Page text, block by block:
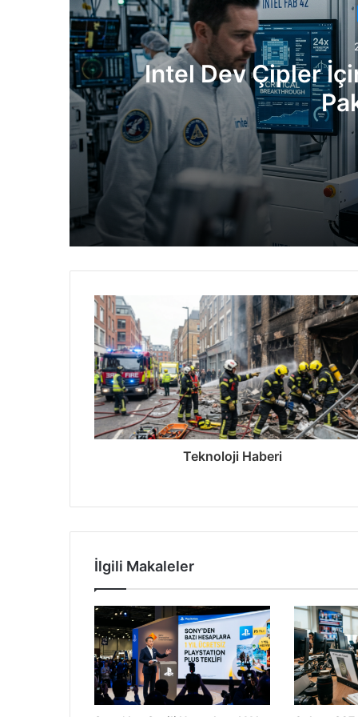
Intel Dev Çipler
2 gün önce
Intel Dev Çipler İçin Kritik Engeli Aştı:
Yeni Nesil Opel Corsa 2027’de
2 gün önce
Samsung Katlanabilir Telefonlar
Google Gemini ve Fatih Terim’den
Waymo Robotaksileri İnsan
5 gün önce
Paramount ve Warner Bros.
Teknoloji Haberi
İlgili Makaleler